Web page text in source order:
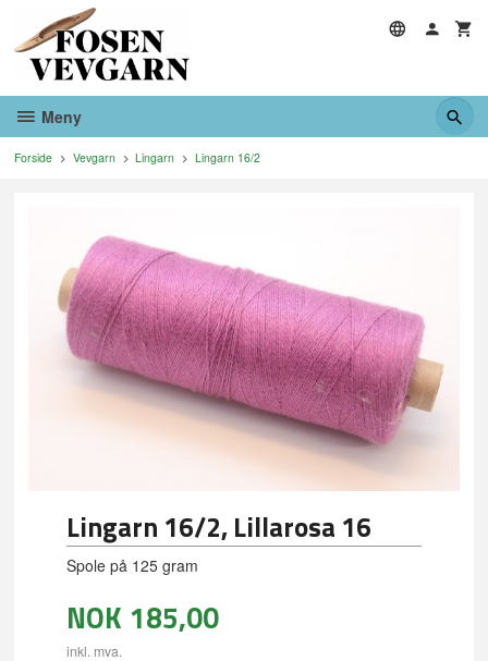
innholdet
Meny
Forside Vevgarn Lingarn Lingarn 16/2
Lingarn 16/2, Lillarosa 16
Spole på 125 gram
NOK 185,00
inkl. mva.